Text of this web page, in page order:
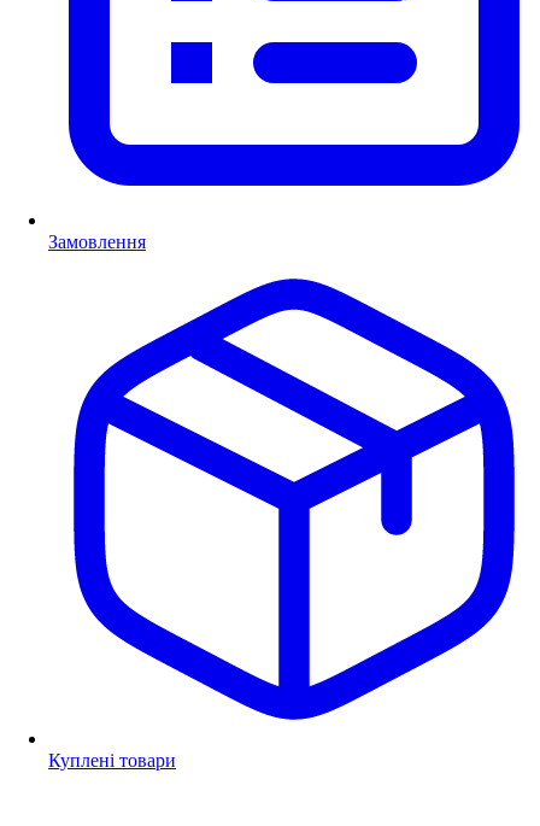
Замовлення
Куплені товари